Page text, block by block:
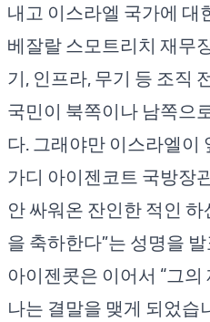
내고 이스라엘 국가에 대
베잘랄 스모트리치 재무
기, 인프라, 무기 등 조직
국민이 북쪽이나 남쪽으
다. 그래야만 이스라엘이
가디 아이젠코트 국방장
안 싸워온 잔인한 적인
을 축하한다”는 성명을
아이젠콧은 이어서 “그
나는 결말을 맺게 되었습